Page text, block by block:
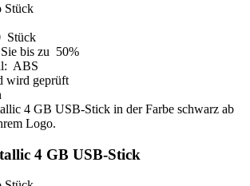
Stück
Stück
Sie bis zu 50%
ABS
wird geprüft
4 GB USB-Stick